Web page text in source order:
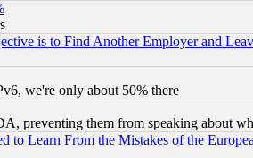
is to Find Another Employer and
we're only about 50% there
preventing them from speaking about
Learn From the Mistakes of the